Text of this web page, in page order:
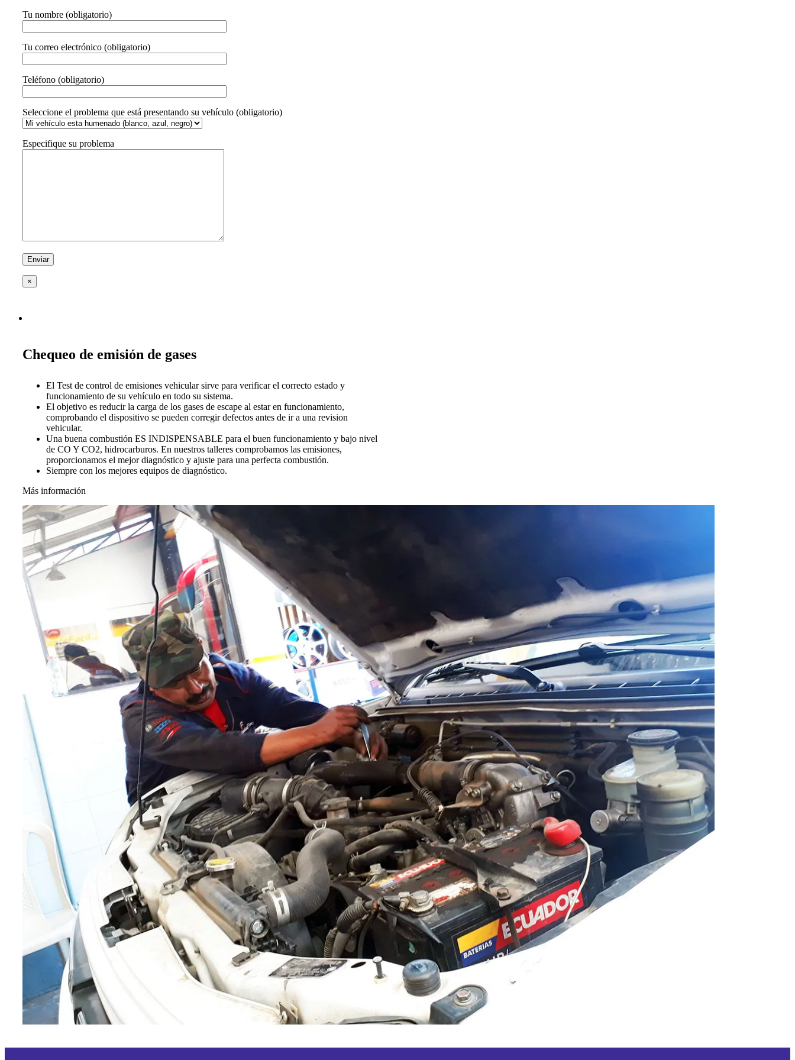
Tu nombre (obligatorio)
Tu correo electrónico (obligatorio)
Teléfono (obligatorio)
Seleccione el problema que está presentando su vehículo (obligatorio)
Especifique su problema
×
Chequeo de emisión de gases
El Test de control de emisiones vehicular sirve para verificar el correcto estado y
funcionamiento de su vehículo en todo su sistema.
El objetivo es reducir la carga de los gases de escape al estar en funcionamiento,
comprobando el dispositivo se pueden corregir defectos antes de ir a una revision
vehicular.
Una buena combustión ES INDISPENSABLE para el buen funcionamiento y bajo nivel
de CO Y CO2, hidrocarburos. En nuestros talleres comprobamos las emisiones,
proporcionamos el mejor diagnóstico y ajuste para una perfecta combustión.
Siempre con los mejores equipos de diagnóstico.
Más información